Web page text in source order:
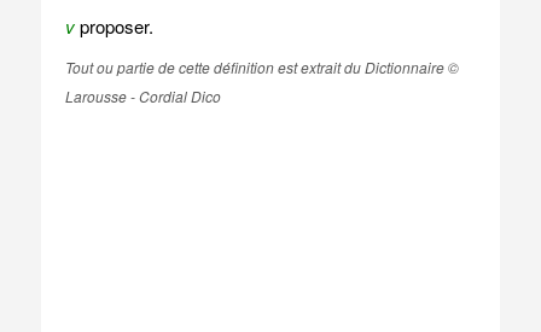
vproposer.
Tout ou partie de cette définition est extrait du Dictionnaire ©
Larousse - Cordial Dico